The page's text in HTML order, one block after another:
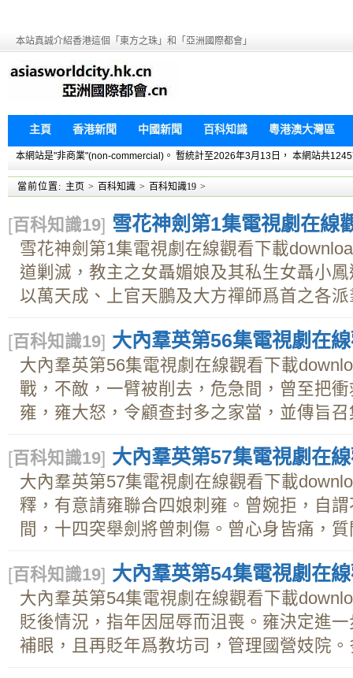
本站真誠介紹香港這個「東方之珠」和「亞洲國際都會」
主頁 香港新聞 中國新聞 百科知識 粵港澳大灣區
本網站是"非商業"(non-commercial)。 暫統計至2026年3月13日， 本網站共
當前位置: 主页 > 百科知識 > 百科知識19 >
[百科知識19] 雪花神劍第1集電視劇在線
雪花神劍第1集電視劇在線觀看下載
道剿滅，教主之女聶媚娘及其私生女聶小
以萬天成、上官天鵬及大方禪師爲首之各
[百科知識19] 大內羣英第56集電視劇在
大內羣英第56集電視劇在線觀看下載
戰，不敵，一臂被削去，危急間，曾至把
雍，雍大怒，令顧查封多之家當，並傳旨
[百科知識19] 大內羣英第57集電視劇在
大內羣英第57集電視劇在線觀看下載
釋，有意請雍聯合四娘刺雍。曾婉拒，自
間，十四突舉劍將曾刺傷。曾心身皆痛，
[百科知識19] 大內羣英第54集電視劇在
大內羣英第54集電視劇在線觀看下載
貶後情況，指年因屈辱而沮喪。雍決定進
補眼，且再貶年爲教坊司，管理國營妓院